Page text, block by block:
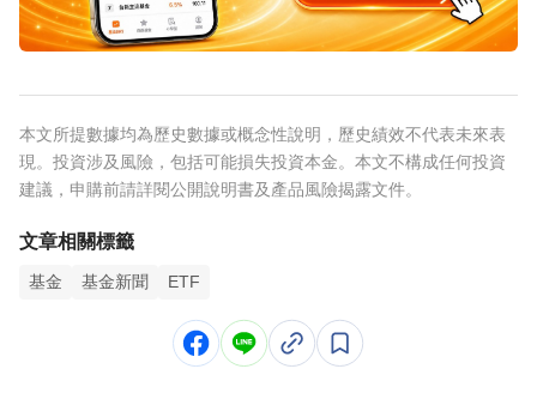
本文所提數據均為歷史數據或概念性說明，歷史績效不代表未來表
現。投資涉及風險，包括可能損失投資本金。本文不構成任何投資
建議，申購前請詳閱公開說明書及產品風險揭露文件。
文章相關標籤
基金 基金新聞 ETF